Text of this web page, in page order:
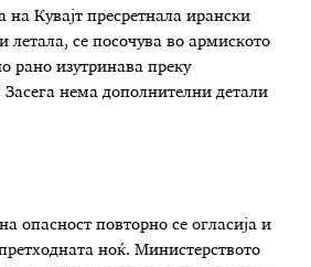
на Кувајт пресретнала ирански
летала, се посочува во армиското
рано изутринава преку
нема дополнителни детали
опасност повторно се огласија и
ноќ. Министерството